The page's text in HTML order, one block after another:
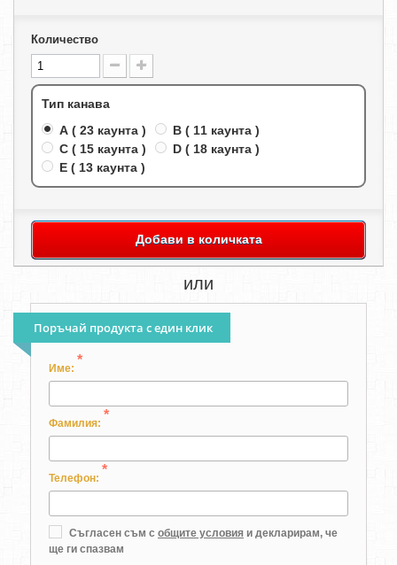
Количество
Тип канава
A ( 23 каунта )
B ( 11 каунта )
C ( 15 каунта )
D ( 18 каунта )
E ( 13 каунта )
Добави в количката
или
Поръчай продукта с един клик
Име:
*
Фамилия:
*
Телефон:
*
Съгласен съм с общите условия и декларирам, че
ще ги спазвам